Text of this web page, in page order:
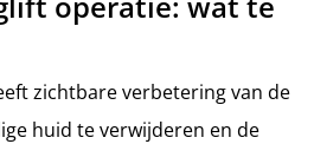
zichtbare verbetering van de
huid te verwijderen en de